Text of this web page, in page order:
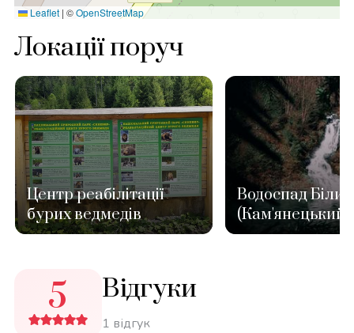
Leaflet | ©OpenStreetMap
Локації поруч
Центр реабілітації
бурих ведмедів
Водоспад
(Кам'янецький)
5 Відгуки
1 відгук